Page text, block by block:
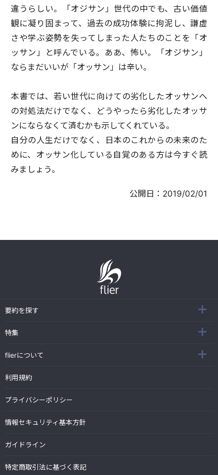
違うらしい。「オジサン」世代の中でも、古い価値
観に凝り固まって、過去の成功体験に拘泥し、謙虚
さや学ぶ姿勢を失ってしまった人たちのことを「オ
ッサン」と呼んでいる。ああ、怖い。「オジサン」
ならまだいいが「オッサン」は辛い。
本書では、若い世代に向けての劣化したオッサンへ
の対処法だけでなく、どうやったら劣化したオッサ
ンにならなくて済むかも示してくれている。
自分の人生だけでなく、日本のこれからの未来のた
めに、オッサン化している自覚のある方は今すぐ読
みましょう。
公開日： 2019/02/01
要約を探す
特集
flierについて
利用規約
プライバシーポリシー
情報セキュリティ基本方針
ガイドライン
特定商取引法に基づく表記